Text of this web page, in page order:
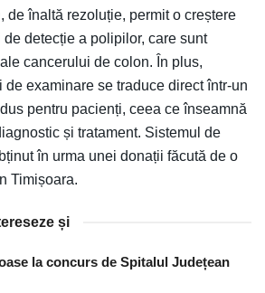
de înaltă rezoluție, permit o creștere
detecție a polipilor, care sunt
cancerului de colon. În plus,
examinare se traduce direct într-un
pentru pacienți, ceea ce înseamnă
și tratament. Sistemul de
în urma unei donații făcută de o
Timișoara.
și
la concurs de Spitalul Județean